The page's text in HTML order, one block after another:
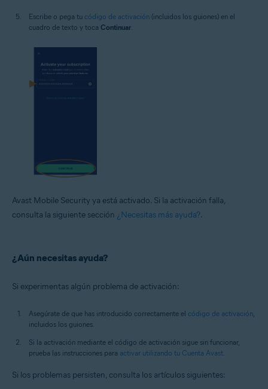
Escribe o pega tu código de activación (incluidos los guiones) en el
cuadro de texto y toca Continuar
Avast Mobile Security ya está activado. Si la activación falla,
consulta la siguiente sección ¿Necesitas más ayuda?.
¿Aún necesitas ayuda?
Si experimentas algún problema de activación:
Asegúrate de que has introducido correctamente el código de activación
incluidos los guiones.
Si la activación mediante el código de activación sigue sin funcionar,
prueba las instrucciones para activar utilizando tu Cuenta Avast
Si los problemas persisten, consulta los artículos siguientes: